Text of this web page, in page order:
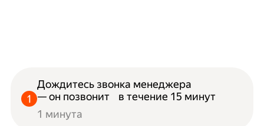
Дождитесь звонка менеджера
— он позвонит в течение 15 минут
1 минута